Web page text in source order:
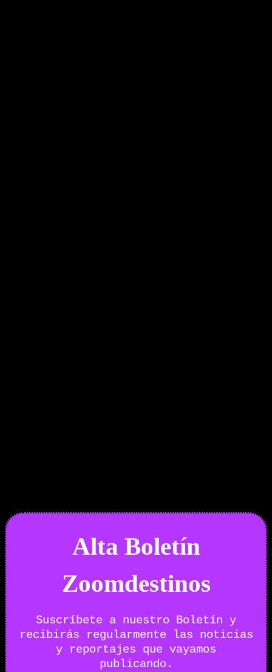
Alta Boletín
Zoomdestinos
Suscríbete a nuestro Boletín y
recibirás regularmente las noticias
y reportajes que vayamos
publicando.